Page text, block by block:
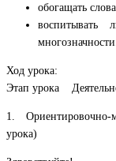
обогащать
многозначности.
Ход урока:
Этап урока
1.
урока)